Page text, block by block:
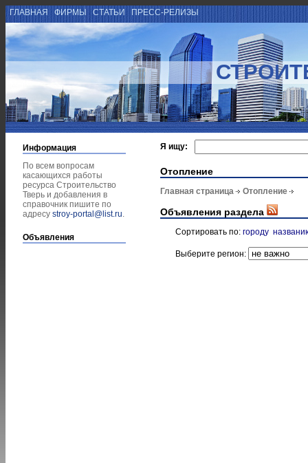
ГЛАВНАЯ ФИРМЫ СТАТЬИ ПРЕСС-РЕЛИЗЫ
Информация
По всем вопросам
касающихся работы
ресурса Строительство
Тверь и добавления в
справочник пишите по
адресу stroy-portal@list.ru.
Объявления
Я ищу:
Отопление
Главная страница Отопление
Объявления раздела
Сортировать по: городу
Выберите регион: